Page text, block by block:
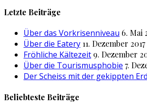
Letzte Beiträge
Über das Vorkrisenniveau 6. Mai
Über die Eatery 11. Dezember 2017
Fröhliche Kältezeit 9. Dezember
Über die Tourismusphobie 7.
Der Scheiss mit der gekippten
Beliebteste Beiträge